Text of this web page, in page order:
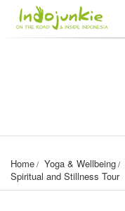
Home Yoga & Wellbeing
Spiritual and Stillness Tour